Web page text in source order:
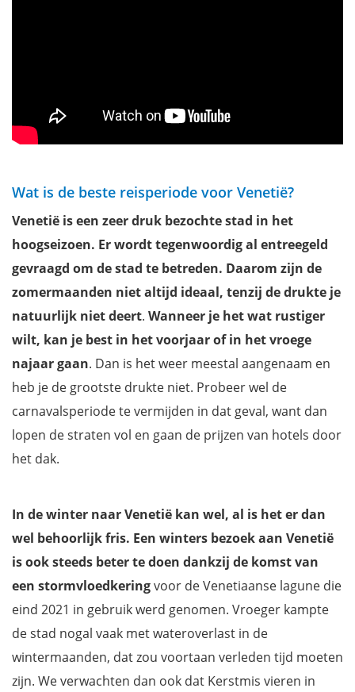
Wat is de beste reisperiode voor Venetië?
Venetië is een zeer druk bezochte stad in het
hoogseizoen. Er wordt tegenwoordig al entreegeld
gevraagd om de stad te betreden. Daarom zijn de
zomermaanden niet altijd ideaal, tenzij de drukte je
natuurlijk niet deert. Wanneer je het wat rustiger
wilt, kan je best in het voorjaar of in het vroege
najaar gaan. Dan is het weer meestal aangenaam en
heb je de grootste drukte niet. Probeer wel de
carnavalsperiode te vermijden in dat geval, want dan
lopen de straten vol en gaan de prijzen van hotels door
het dak.
In de winter naar Venetië kan wel, al is het er dan
wel behoorlijk fris. Een winters bezoek aan Venetië
is ook steeds beter te doen dankzij de komst van
een stormvloedkeringvoor de Venetiaanse lagune die
eind 2021 in gebruik werd genomen. Vroeger kampte
de stad nogal vaak met wateroverlast in de
wintermaanden, dat zou voortaan verleden tijd moeten
zijn. We verwachten dan ook dat Kerstmis vieren in